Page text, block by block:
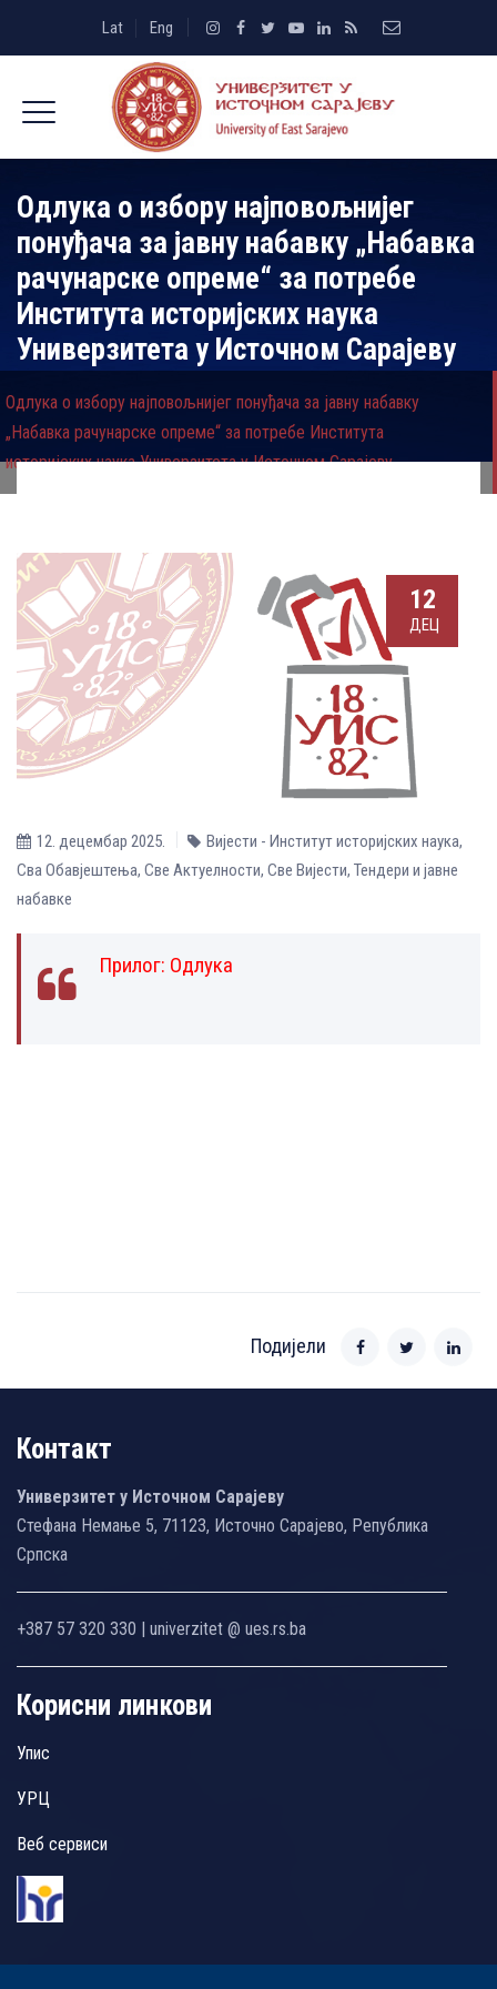
Lat Eng
Одлука о избору најповољнијег
понуђача за јавну набавку „Набавка
рачунарске опреме“ за потребе
Института историјских наука
Универзитета у Источном Сарајеву
Одлука о избору најповољнијег понуђача за јавну набавку
„Набавка рачунарске опреме“ за потребе Института
историјских наука Универзитета у Источном Сарајеву
12
ДЕЦ
12. децембар 2025. Вијести - Институт историјских наука,
Сва Обавјештења, Све Aктуелности, Све Вијести, Тендери и јавне
набавке
Прилог: Одлука
Подијели
Контакт
Универзитет у Источном Сарајеву
Стефана Немање 5, 71123, Источно Сарајево, Република
Српска
+387 57 320 330 | univerzitet @ ues.rs.ba
Корисни линкови
Упис
УРЦ
Веб сервиси